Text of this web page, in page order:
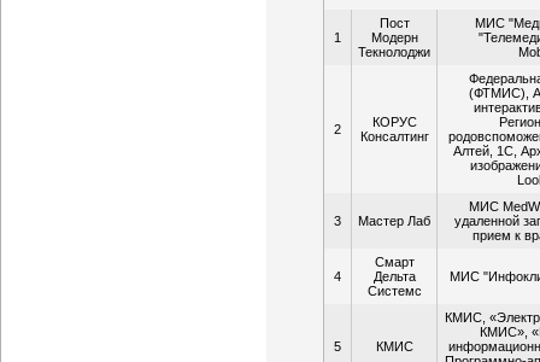
1
Пост
Модерн
Текнолоджи
МИС
2
КОРУС
Консалтинг
(ФТМИС),
Алтей, 1С,
3 Мастер Лаб
МИС
удаленной
прием к
4
Смарт
Дельта
Системс
МИС
5 КМИС
КМИС,
КМИС»,